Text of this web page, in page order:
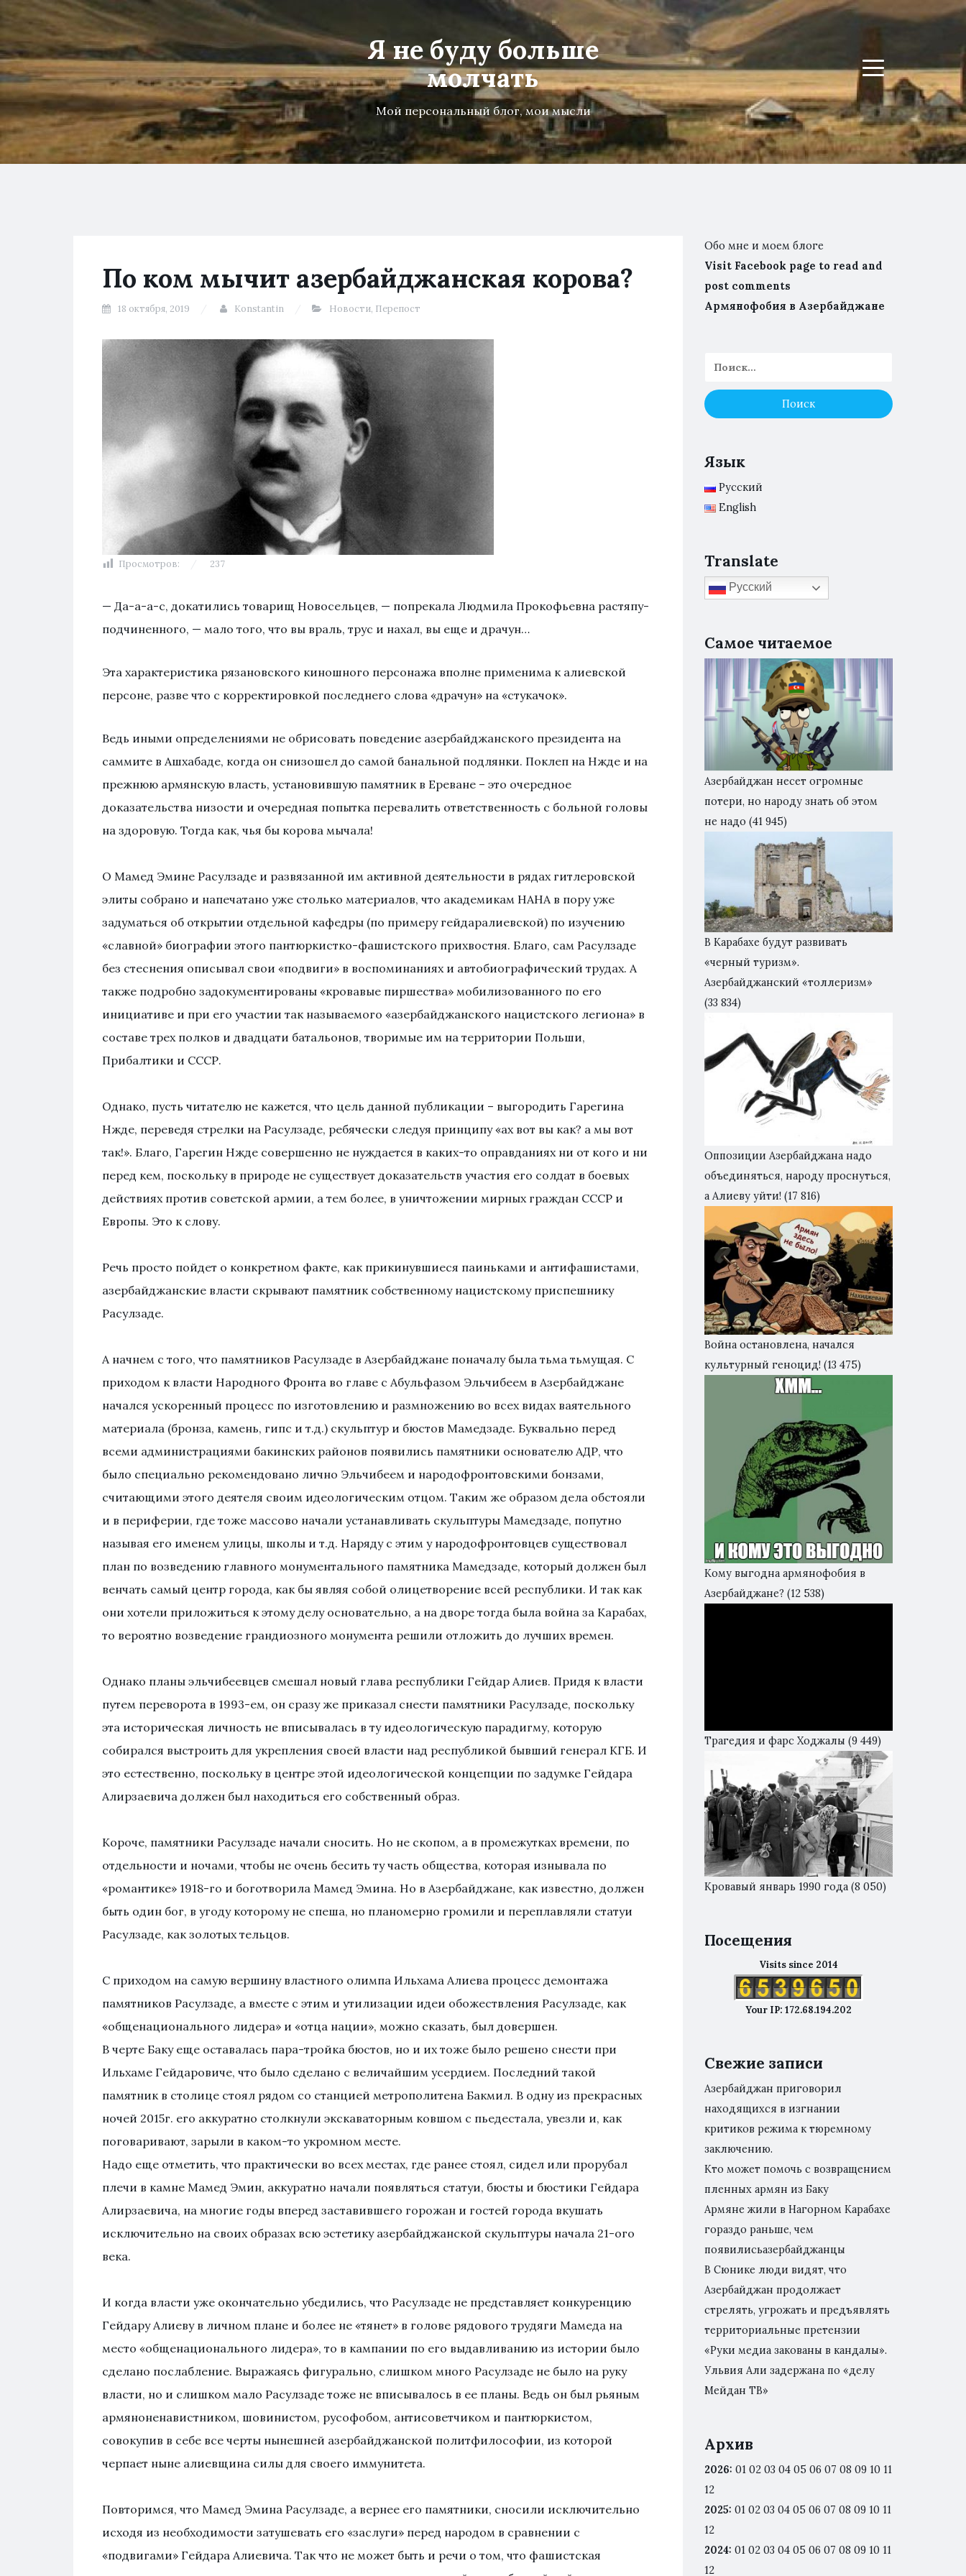
Я не буду больше
молчать
Мой персональный блог, мои мысли
Menu
По ком мычит азербайджанская корова?
18 октября, 2019 Konstantin Новости, Перепост
Просмотров: 237
— Да-а-а-с, докатились товарищ Новосельцев, — попрекала Людмила Прокофьевна растяпу-
подчиненного, — мало того, что вы враль, трус и нахал, вы еще и драчун…
Эта характеристика рязановского киношного персонажа вполне применима к алиевской
персоне, разве что с корректировкой последнего слова «драчун» на «стукачок».
Ведь иными определениями не обрисовать поведение азербайджанского президента на
саммите в Ашхабаде, когда он снизошел до самой банальной подлянки. Поклеп на Нжде и на
прежнюю армянскую власть, установившую памятник в Ереване – это очередное
доказательства низости и очередная попытка перевалить ответственность с больной головы
на здоровую. Тогда как, чья бы корова мычала!
О Мамед Эмине Расулзаде и развязанной им активной деятельности в рядах гитлеровской
элиты собрано и напечатано уже столько материалов, что академикам НАНА в пору уже
задуматься об открытии отдельной кафедры (по примеру гейдаралиевской) по изучению
«славной» биографии этого пантюркистко-фашистского прихвостня. Благо, сам Расулзаде
без стеснения описывал свои «подвиги» в воспоминаниях и автобиографический трудах. А
также подробно задокументированы «кровавые пиршества» мобилизованного по его
инициативе и при его участии так называемого «азербайджанского нацистского легиона» в
составе трех полков и двадцати батальонов, творимые им на территории Польши,
Прибалтики и СССР.
Однако, пусть читателю не кажется, что цель данной публикации – выгородить Гарегина
Нжде, переведя стрелки на Расулзаде, ребячески следуя принципу «ах вот вы как? а мы вот
так!». Благо, Гарегин Нжде совершенно не нуждается в каких-то оправданиях ни от кого и ни
перед кем, поскольку в природе не существует доказательств участия его солдат в боевых
действиях против советской армии, а тем более, в уничтожении мирных граждан СССР и
Европы. Это к слову.
Речь просто пойдет о конкретном факте, как прикинувшиеся паиньками и антифашистами,
азербайджанские власти скрывают памятник собственному нацистскому приспешнику
Расулзаде.
А начнем с того, что памятников Расулзаде в Азербайджане поначалу была тьма тьмущая. С
приходом к власти Народного Фронта во главе с Абульфазом Эльчибеем в Азербайджане
начался ускоренный процесс по изготовлению и размножению во всех видах ваятельного
материала (бронза, камень, гипс и т.д.) скульптур и бюстов Мамедзаде. Буквально перед
всеми администрациями бакинских районов появились памятники основателю АДР, что
было специально рекомендовано лично Эльчибеем и народофронтовскими бонзами,
считающими этого деятеля своим идеологическим отцом. Таким же образом дела обстояли
и в периферии, где тоже массово начали устанавливать скульптуры Мамедзаде, попутно
называя его именем улицы, школы и т.д. Наряду с этим у народофронтовцев существовал
план по возведению главного монументального памятника Мамедзаде, который должен был
венчать самый центр города, как бы являя собой олицетворение всей республики. И так как
они хотели приложиться к этому делу основательно, а на дворе тогда была война за Карабах,
то вероятно возведение грандиозного монумента решили отложить до лучших времен.
Однако планы эльчибеевцев смешал новый глава республики Гейдар Алиев. Придя к власти
путем переворота в 1993-ем, он сразу же приказал снести памятники Расулзаде, поскольку
эта историческая личность не вписывалась в ту идеологическую парадигму, которую
собирался выстроить для укрепления своей власти над республикой бывший генерал КГБ. И
это естественно, поскольку в центре этой идеологической концепции по задумке Гейдара
Алирзаевича должен был находиться его собственный образ.
Короче, памятники Расулзаде начали сносить. Но не скопом, а в промежутках времени, по
отдельности и ночами, чтобы не очень бесить ту часть общества, которая изнывала по
«романтике» 1918-го и боготворила Мамед Эмина. Но в Азербайджане, как известно, должен
быть один бог, в угоду которому не спеша, но планомерно громили и переплавляли статуи
Расулзаде, как золотых тельцов.
С приходом на самую вершину властного олимпа Ильхама Алиева процесс демонтажа
памятников Расулзаде, а вместе с этим и утилизации идеи обожествления Расулзаде, как
«общенационального лидера» и «отца нации», можно сказать, был довершен.
В черте Баку еще оставалась пара-тройка бюстов, но и их тоже было решено снести при
Ильхаме Гейдаровиче, что было сделано с величайшим усердием. Последний такой
памятник в столице стоял рядом со станцией метрополитена Бакмил. В одну из прекрасных
ночей 2015г. его аккуратно столкнули экскаваторным ковшом с пьедестала, увезли и, как
поговаривают, зарыли в каком-то укромном месте.
Надо еще отметить, что практически во всех местах, где ранее стоял, сидел или прорубал
плечи в камне Мамед Эмин, аккуратно начали появляться статуи, бюсты и бюстики Гейдара
Алирзаевича, на многие годы вперед заставившего горожан и гостей города вкушать
исключительно на своих образах всю эстетику азербайджанской скульптуры начала 21-ого
века.
И когда власти уже окончательно убедились, что Расулзаде не представляет конкуренцию
Гейдару Алиеву в личном плане и более не «тянет» в голове рядового трудяги Мамеда на
место «общенационального лидера», то в кампании по его выдавливанию из истории было
сделано послабление. Выражаясь фигурально, слишком много Расулзаде не было на руку
власти, но и слишком мало Расулзаде тоже не вписывалось в ее планы. Ведь он был рьяным
армяноненавистником, шовинистом, русофобом, антисоветчиком и пантюркистом,
совокупив в себе все черты нынешней азербайджанской политфилософии, из которой
черпает ныне алиевщина силы для своего иммунитета.
Повторимся, что Мамед Эмина Расулзаде, а вернее его памятники, сносили исключительно
исходя из необходимости затушевать его «заслуги» перед народом в сравнении с
«подвигами» Гейдара Алиевича. Так что не может быть и речи о том, что фашистская
Обо мне и моем блоге
Visit Facebook page to read and
post comments
Армянофобия в Азербайджане
Язык
Русский
English
Translate
Русский
Самое читаемое
Азербайджан несет огромные
потери, но народу знать об этом
не надо (41 945)
В Карабахе будут развивать
«черный туризм».
Азербайджанский «толлеризм»
(33 834)
Оппозиции Азербайджана надо
объединяться, народу проснуться,
а Алиеву уйти! (17 816)
Война остановлена, начался
культурный геноцид! (13 475)
Кому выгодна армянофобия в
Азербайджане? (12 538)
Трагедия и фарс Ходжалы (9 449)
Кровавый январь 1990 года (8 050)
Посещения
Visits since 2014
Your IP: 172.68.194.202
Свежие записи
Азербайджан приговорил
находящихся в изгнании
критиков режима к тюремному
заключению.
Кто может помочь с возвращением
пленных армян из Баку
Армяне жили в Нагорном Карабахе
гораздо раньше, чем
появилисьазербайджанцы
В Сюнике люди видят, что
Азербайджан продолжает
стрелять, угрожать и предъявлять
территориальные претензии
«Руки медиа закованы в кандалы».
Ульвия Али задержана по «делу
Мейдан ТВ»
Архив
2026: 01 02 03 04 05 06 07 08 09 10 11
12
2025: 01 02 03 04 05 06 07 08 09 10 11
12
2024: 01 02 03 04 05 06 07 08 09 10 11
12